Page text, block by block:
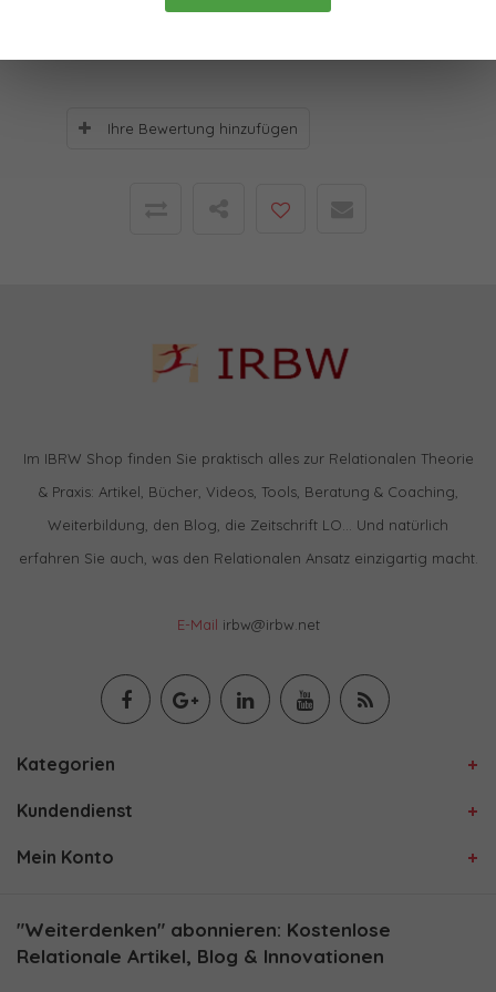
0Sterne, basierend auf
Ihre Bewertung hinzufügen
Im IBRW Shop finden Sie praktisch alles zur Relationalen Theorie
& Praxis: Artikel, Bücher, Videos, Tools, Beratung & Coaching,
Weiterbildung, den Blog, die Zeitschrift LO… Und natürlich
erfahren Sie auch, was den Relationalen Ansatz einzigartig macht.
E-Mail irbw@irbw.net
Kategorien
Kundendienst
Mein Konto
"Weiterdenken" abonnieren: Kostenlose
Relationale Artikel, Blog & Innovationen